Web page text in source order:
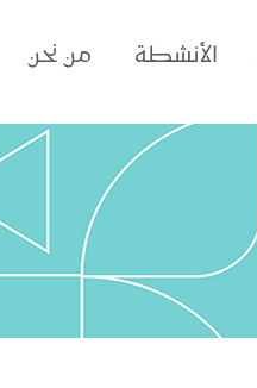
الأنشطة من نحن